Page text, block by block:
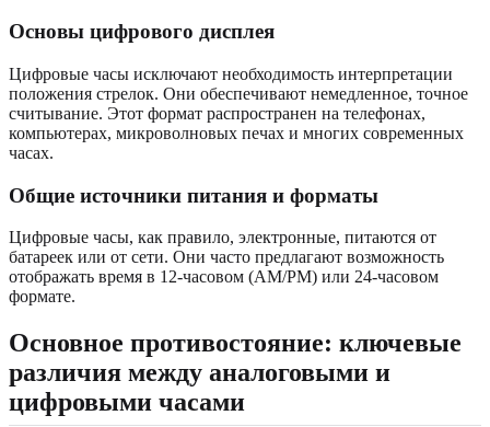
Основы цифрового дисплея
Цифровые часы исключают необходимость интерпретации
положения стрелок. Они обеспечивают немедленное, точное
считывание. Этот формат распространен на телефонах,
компьютерах, микроволновых печах и многих современных
часах.
Общие источники питания и форматы
Цифровые часы, как правило, электронные, питаются от
батареек или от сети. Они часто предлагают возможность
отображать время в 12-часовом (AM/PM) или 24-часовом
формате.
Основное противостояние: ключевые
различия между аналоговыми и
цифровыми часами